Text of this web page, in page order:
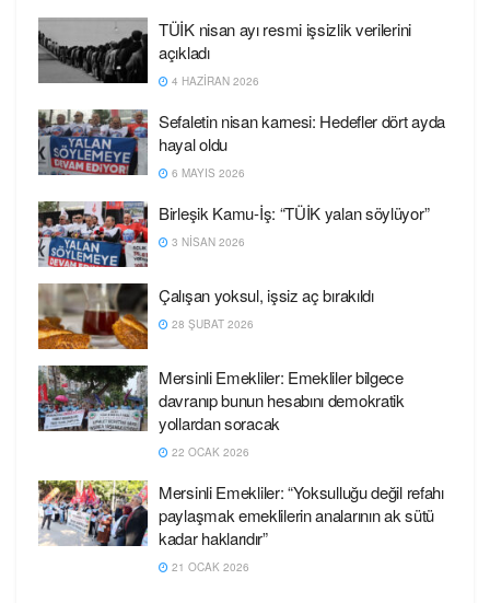
TÜİK nisan ayı resmi işsizlik verilerini
açıkladı
4 HAZIRAN 2026
Sefaletin nisan karnesi: Hedefler dört ayda
hayal oldu
6 MAYIS 2026
Birleşik Kamu-İş: “TÜİK yalan söylüyor”
3 NISAN 2026
Çalışan yoksul, işsiz aç bırakıldı
28 ŞUBAT 2026
Mersinli Emekliler: Emekliler bilgece
davranıp bunun hesabını demokratik
yollardan soracak
22 OCAK 2026
Mersinli Emekliler: “Yoksulluğu değil refahı
paylaşmak emeklilerin analarının ak sütü
kadar haklarıdır”
21 OCAK 2026